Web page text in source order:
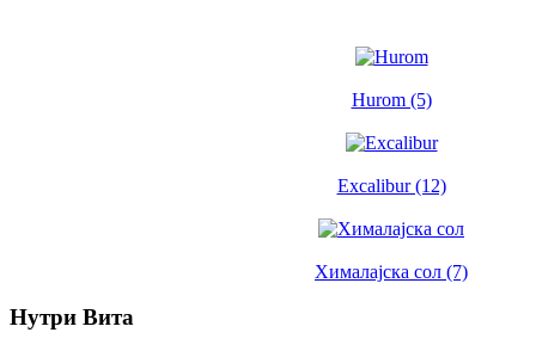
Hurom (5)
Excalibur (12)
Хималајска сол (7)
Нутри Вита